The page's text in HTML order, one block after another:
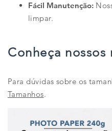
Fácil Manutenção:
limpar.
Conheça nossos
Para dúvidas sobre os
Tamanhos.